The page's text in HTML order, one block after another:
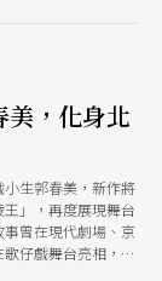
美，化身北
生郭春美，新作將
」，再度展現舞台
事曾在現代劇場、京
仔戲舞台亮相，這